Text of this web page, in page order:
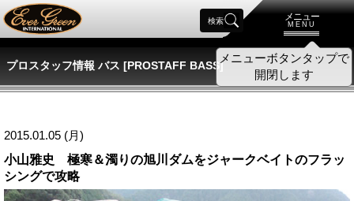
メニュー
MENU
検索
プロスタッフ情報 バス [PROSTAFF BASS]
2015.01.05 (月)
小山雅史 極寒＆濁りの旭川ダムをジャークベイトのフラッ
シングで攻略